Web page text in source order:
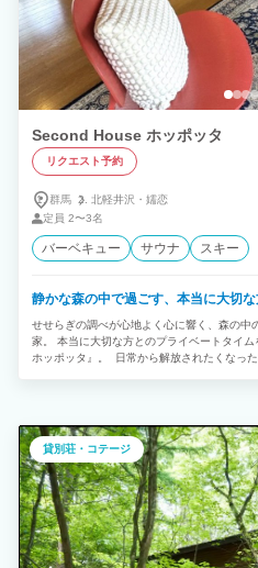
Second House ホッポッタ
リクエスト予約
群馬 北軽井沢・ 嬬恋
定員 2〜3名
バーベキュー サウナ スキー
静かな森の中で過ごす、本当に大切
せせらぎの調べが心地よく心に響く、森の中
家。 本当に大切な方とのプライベートタイ
ホッポッタ』。 日常から解放されたくなっ
ュしていただけるご滞在をどうぞお楽しみ
ポッタ』では、森の中での目覚めから、夜の
いただき、Second House 生活の素晴らしさ
す。そのため、お時間のご都合がつく方に
だしい日常から解放され、北軽井沢の北欧
サウナでロウリュを楽しんでいただけるプラ
しました。 ご宿泊者の方は、無料でお使い
トで至極のサウナ体験をお楽しみください。
貸別荘・コテージ